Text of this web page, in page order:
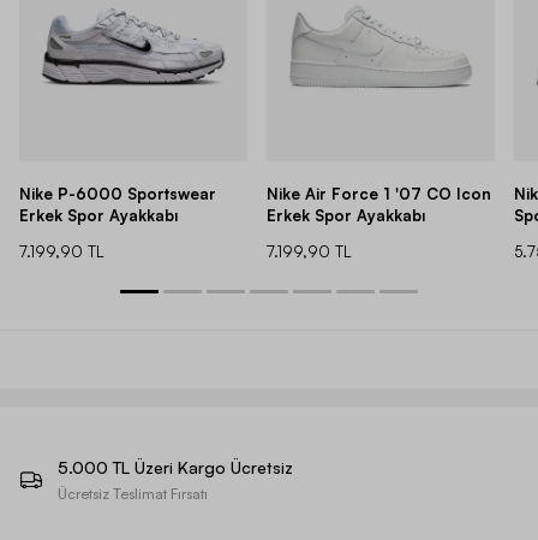
Nike P-6000 Sportswear
Erkek Spor Ayakkabı
7.199,90 TL
Nike Air Force 1 '07 CO Icon
Erkek Spor Ayakkabı
7.199,90 TL
5.000 TL Üzeri Kargo Ücretsiz
Ücretsiz Teslimat Fırsatı